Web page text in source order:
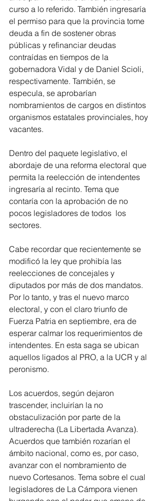
curso a lo referido. También ingresaría
el permiso para que la provincia tome
deuda a fin de sostener obras
públicas y refinanciar deudas
contraídas en tiempos de la
gobernadora Vidal y de Daniel Scioli,
respectivamente. También, se
especula, se aprobarían
nombramientos de cargos en distintos
organismos estatales provinciales, hoy
vacantes.
Dentro del paquete legislativo, el
abordaje de una reforma electoral que
permita la reelección de intendentes
ingresaría al recinto. Tema que
contaría con la aprobación de no
pocos legisladores de todos  los
sectores.
Cabe recordar que recientemente se
modificó la ley que prohibía las
reelecciones de concejales y
diputados por más de dos mandatos.
Por lo tanto, y tras el nuevo marco
electoral, y con el claro triunfo de
Fuerza Patria en septiembre, era de
esperar calmar los requerimientos de
intendentes. En esta saga se ubican
aquellos ligados al PRO, a la UCR y al
peronismo.
Los acuerdos, según dejaron
trascender, incluirían la no
obstaculización por parte de la
ultraderecha (La Libertada Avanza).
Acuerdos que también rozarían el
ámbito nacional, como es, por caso,
avanzar con el nombramiento de
nuevo Cortesanos. Tema sobre el cual
legisladores de La Cámpora vienen